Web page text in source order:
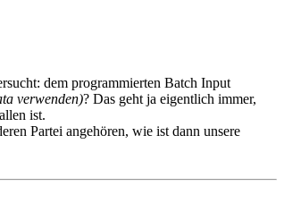
dem programmierten Batch Input
verwenden)? Das geht ja eigentlich immer,
ist.
Partei angehören, wie ist dann unsere